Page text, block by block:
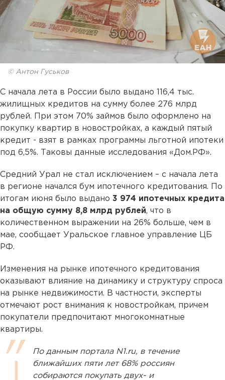
© Антон Гуськов
С начала лета в России было выдано 116,4 тыс.
жилищных кредитов на сумму более 276 млрд
рублей. При этом 70% займов было оформлено на
покупку квартир в новостройках, а каждый пятый
кредит - взят в рамках программы льготной ипотеки
под 6,5%. Таковы данные исследования «Дом.РФ».
Средний Урал не стал исключением – с начала лета
в регионе начался бум ипотечного кредитования. По
итогам июня было выдано 3 974 ипотечных кредита
на общую сумму 8,8 млрд рублей, что в
количественном выражении на 26% больше, чем в
мае, сообщает Уральское главное управление ЦБ
РФ.
Изменения на рынке ипотечного кредитования
оказывают влияние на динамику и структуру спроса
на рынке недвижимости. В частности, эксперты
отмечают рост внимания к новостройкам, причем
покупатели предпочитают многокомнатные
квартиры.
По данным портала N1.ru, в течение
ближайших пяти лет 68% россиян
собираются покупать двух- и